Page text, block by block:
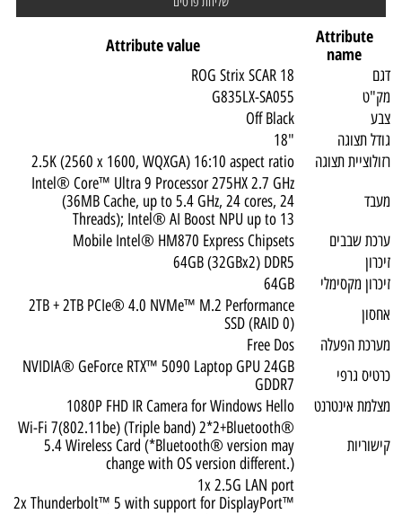
Attribute
name
Attribute value
דגם
ROG Strix SCAR 18
מק"ט
G835LX-SA055
צבע
Off Black
גודל תצוגה
"18
רזולוציית תצוגה
2.5K (2560 x 1600, WQXGA) 16:10 aspect ratio
מעבד
Intel® Core™ Ultra 9 Processor 275HX 2.7 GHz
(36MB Cache, up to 5.4 GHz, 24 cores, 24
Threads); Intel® AI Boost NPU up to 13
ערכת שבבים
Mobile Intel® HM870 Express Chipsets
זיכרון
64GB (32GBx2) DDR5
זיכרון מקסימלי
64GB
אחסון
2TB + 2TB PCIe® 4.0 NVMe™ M.2 Performance
SSD (RAID 0)
מערכת הפעלה
Free Dos
כרטיס גרפי
NVIDIA® GeForce RTX™ 5090 Laptop GPU 24GB
GDDR7
מצלמת אינטרנט
1080P FHD IR Camera for Windows Hello
קישוריות
Wi-Fi 7(802.11be) (Triple band) 2*2+Bluetooth®
5.4 Wireless Card (*Bluetooth® version may
change with OS version different.)
1x 2.5G LAN port
2x Thunderbolt™ 5 with support for DisplayPort™